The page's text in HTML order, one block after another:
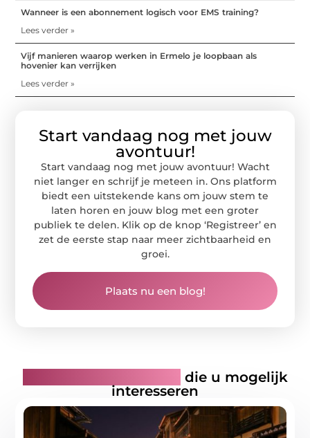
Wanneer is een abonnement logisch voor EMS training?
Lees verder »
Vijf manieren waarop werken in Ermelo je loopbaan als
hovenier kan verrijken
Lees verder »
Start vandaag nog met jouw
avontuur!
Start vandaag nog met jouw avontuur! Wacht
niet langer en schrijf je meteen in. Ons platform
biedt een uitstekende kans om jouw stem te
laten horen en jouw blog met een groter
publiek te delen. Klik op de knop ‘Registreer’ en
zet de eerste stap naar meer zichtbaarheid en
groei.
Plaats nu een blog!
die u mogelijk
interesseren